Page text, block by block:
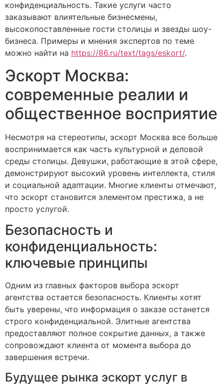
конфиденциальность. Такие услуги часто
заказывают влиятельные бизнесмены,
высокопоставленные гости столицы и звезды шоу-
бизнеса. Примеры и мнения экспертов по теме
можно найти на https://86.ru/text/tags/eskort/.
Эскорт Москва:
современные реалии и
общественное восприятие
Несмотря на стереотипы, эскорт Москва все больше
воспринимается как часть культурной и деловой
среды столицы. Девушки, работающие в этой сфере,
демонстрируют высокий уровень интеллекта, стиля
и социальной адаптации. Многие клиенты отмечают,
что эскорт становится элементом престижа, а не
просто услугой.
Безопасность и
конфиденциальность:
ключевые принципы
Одним из главных факторов выбора эскорт
агентства остается безопасность. Клиенты хотят
быть уверены, что информация о заказе останется
строго конфиденциальной. Элитные агентства
предоставляют полное сокрытие данных, а также
сопровождают клиента от момента выбора до
завершения встречи.
Будущее рынка эскорт услуг в